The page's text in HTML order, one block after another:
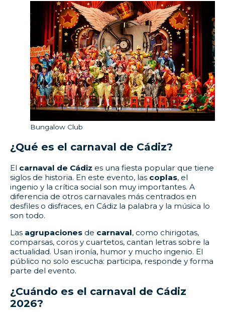
Bungalow Club
¿Qué es el carnaval de Cádiz?
El carnaval de Cádiz es una fiesta popular que tiene
siglos de historia. En este evento, las coplas, el
ingenio y la crítica social son muy importantes. A
diferencia de otros carnavales más centrados en
desfiles o disfraces, en Cádiz la palabra y la música lo
son todo.
Las agrupaciones de carnaval, como chirigotas,
comparsas, coros y cuartetos, cantan letras sobre la
actualidad. Usan ironía, humor y mucho ingenio. El
público no solo escucha: participa, responde y forma
parte del evento.
¿Cuándo es el carnaval de Cádiz
2026?